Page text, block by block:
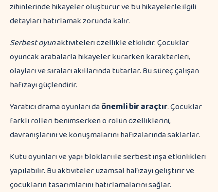
zihinlerinde hikayeler oluşturur ve bu hikayelerle ilgili
detayları hatırlamak zorunda kalır.
Serbest oyunaktiviteleri özellikle etkilidir. Çocuklar
oyuncak arabalarla hikayeler kurarken karakterleri,
olayları ve sıraları akıllarında tutarlar. Bu süreç çalışan
hafızayı güçlendirir.
Yaratıcı drama oyunları daönemli bir araçtır. Çocuklar
farklı rolleri benimserken o rolün özelliklerini,
davranışlarını ve konuşmalarını hafızalarında saklarlar.
Kutu oyunları ve yapı blokları ile serbest inşa etkinlikleri
yapılabilir. Bu aktiviteler uzamsal hafızayı geliştirir ve
çocukların tasarımlarını hatırlamalarını sağlar.